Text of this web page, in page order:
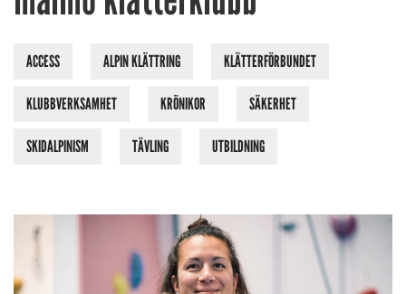
ACCESS ALPIN KLÄTTRING KLÄTTERFÖRBUNDET
KLUBBVERKSAMHET KRÖNIKOR SÄKERHET
SKIDALPINISM TÄVLING UTBILDNING